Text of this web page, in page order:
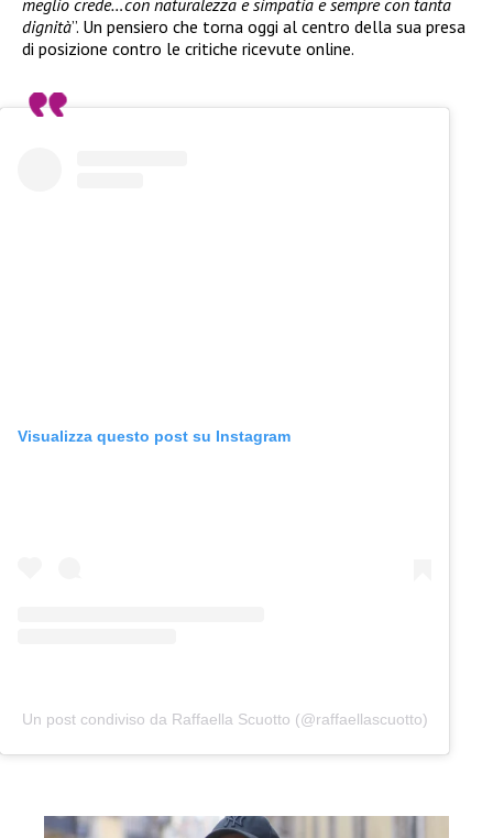
meglio crede…con naturalezza e simpatia e sempre con tanta
dignità”. Un pensiero che torna oggi al centro della sua presa
di posizione contro le critiche ricevute online.
Visualizza questo post su Instagram
Un post condiviso da Raffaella Scuotto (@raffaellascuotto)